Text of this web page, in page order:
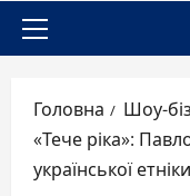
Головне
Головна
Шоу-
«Тече ріка»:
української